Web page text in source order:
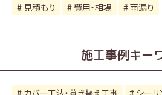
見積もり
費用・相場 雨漏り
施工事例キー
カバー工法・葺き替え工事
シー